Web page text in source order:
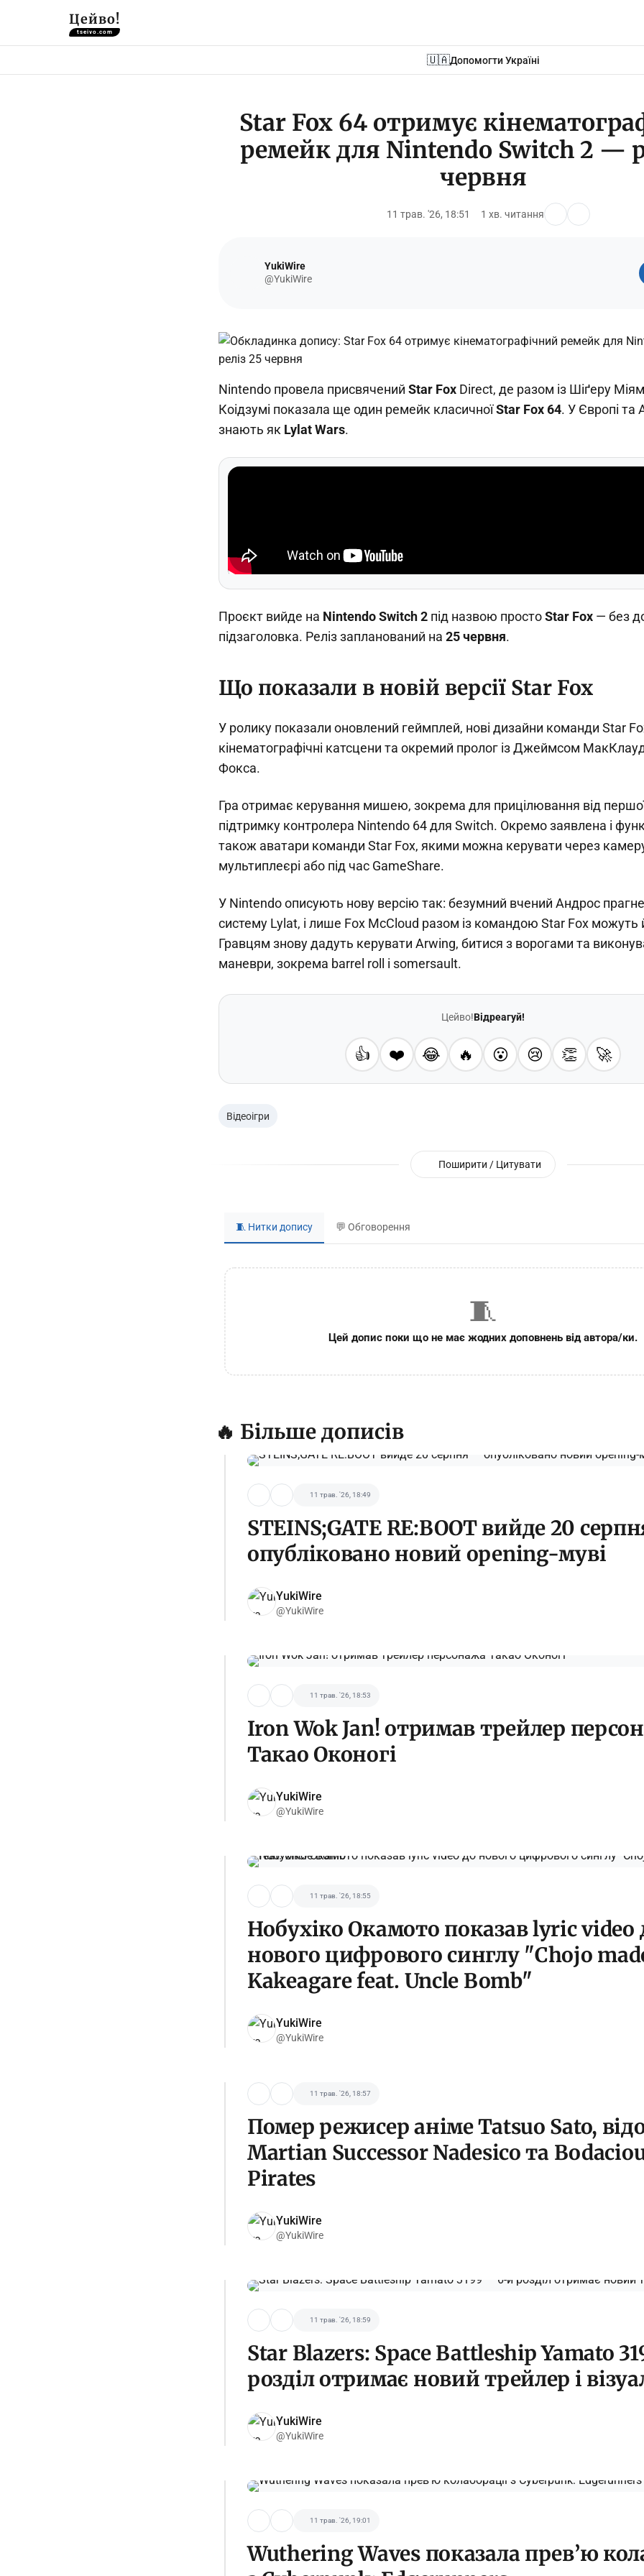
Цейво!
tseivo.com
🇺🇦Допомогти Україні
Star Fox 64 отримує
ремейк для Nintendo Switch 2 —
червня
11 трав. '26, 18:51 1 хв. читання
YukiWire
@YukiWire
Nintendo провела присвячений Star Fox Direct, де разом із Шіґеру
Коідзумі показала ще один ремейк класичноїStar Fox 64. У Європі та
знають як Lylat Wars.
Проєкт вийде на Nintendo Switch 2 під назвою простоStar Fox — без
підзаголовка. Реліз запланований на 25 червня.
Що показали в новій версії Star Fox
У ролику показали оновлений геймплей, нові дизайни команди Star
кінематографічні катсцени та окремий пролог із Джеймсом
Фокса.
Гра отримає керування мишею, зокрема для прицілювання від
підтримку контролера Nintendo 64 для Switch. Окремо заявлена і
також аватари команди Star Fox, якими можна керувати через
мультиплеєрі або під час GameShare.
У Nintendo описують нову версію так: безумний вчений Андрос
систему Lylat, і лише Fox McCloud разом із командою Star Fox можуть
Гравцям знову дадуть керувати Arwing, битися з ворогами та
маневри, зокрема barrel roll і somersault.
Цейво!Відреагуй!
👍 ❤️ 😂 🔥 😮 😢 👏 🚀
Відеоігри
Поширити / Цитувати
🧵 Нитки допису 💬 Обговорення
🧵
Цей допис поки що не має жодних доповнень від автора/ки.
🔥 Більше дописів
11 трав. '26, 18:49
STEINS;GATE RE:BOOT вийде 20
опубліковано новий opening-муві
YukiWire
@YukiWire
11 трав. '26, 18:53
Iron Wok Jan! отримав трейлер
Такао Оконогі
YukiWire
@YukiWire
11 трав. '26, 18:55
Нобухіко Окамото показав lyric video
нового цифрового синглу "Chojo
Kakeagare feat. Uncle Bomb"
YukiWire
@YukiWire
11 трав. '26, 18:57
Помер режисер аніме Tatsuo Sato,
Martian Successor Nadesico та
Pirates
YukiWire
@YukiWire
11 трав. '26, 18:59
Star Blazers: Space Battleship Yamato
розділ отримає новий трейлер і
YukiWire
@YukiWire
11 трав. '26, 19:01
Wuthering Waves показала прев’ю